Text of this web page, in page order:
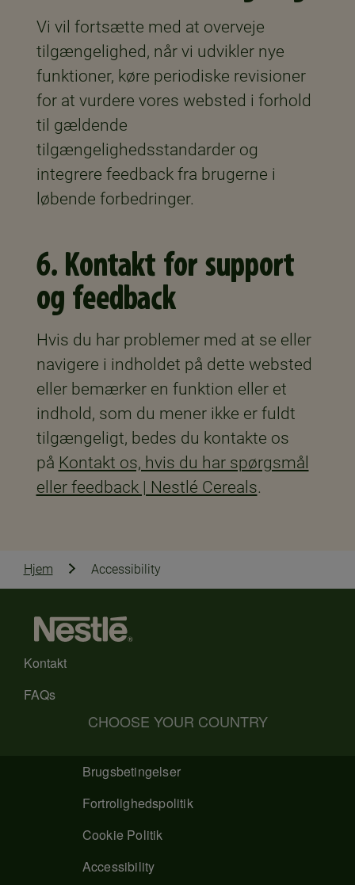
Vi vil fortsætte med at overveje
tilgængelighed, når vi udvikler nye
funktioner, køre periodiske revisioner
for at vurdere vores websted i forhold
til gældende
tilgængelighedsstandarder og
integrere feedback fra brugerne i
løbende forbedringer.
6. Kontakt for support
og feedback
Hvis du har problemer med at se eller
navigere i indholdet på dette websted
eller bemærker en funktion eller et
indhold, som du mener ikke er fuldt
tilgængeligt, bedes du kontakte os
på Kontakt os, hvis du har spørgsmål
eller feedback | Nestlé Cereals.
Hjem Accessibility
Kontakt
FAQs
CHOOSE YOUR COUNTRY
Brugsbetingelser
Fortrolighedspolitik
Cookie Politik
Accessibility